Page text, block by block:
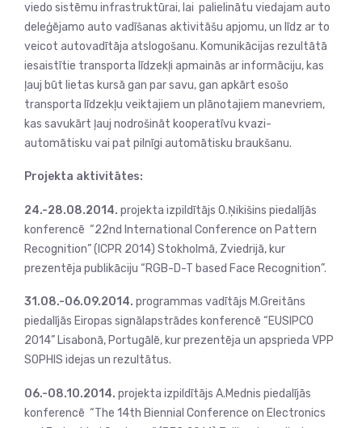
viedo sistēmu infrastruktūrai, lai palielinātu viedajam auto
deleģējamo auto vadīšanas aktivitāšu apjomu, un līdz ar to
veicot autovadītāja atslogošanu. Komunikācijas rezultātā
iesaistītie transporta līdzekļi apmainās ar informāciju, kas
ļauj būt lietas kursā gan par savu, gan apkārt esošo
transporta līdzekļu veiktajiem un plānotajiem manevriem,
kas savukārt ļauj nodrošināt kooperatīvu kvazi-
automātisku vai pat pilnīgi automātisku braukšanu.
Projekta aktivitātes:
24.-28.08.2014. projekta izpildītājs O.Ņikišins piedalījās
konferencē “22nd International Conference on Pattern
Recognition” (ICPR 2014) Stokholmā, Zviedrijā, kur
prezentēja publikāciju “RGB-D-T based Face Recognition”.
31.08.-06.09.2014. programmas vadītājs M.Greitāns
piedalījās Eiropas signālapstrādes konferencē “EUSIPCO
2014” Lisabonā, Portugālē, kur prezentēja un apsprieda VPP
SOPHIS idejas un rezultātus.
06.-08.10.2014. projekta izpildītājs A.Mednis piedalījās
konferencē “The 14th Biennial Conference on Electronics